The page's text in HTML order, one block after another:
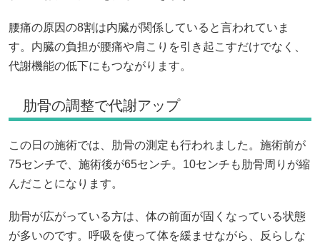
腰痛の原因の8割は内臓が関係していると言われていま
す。内臓の負担が腰痛や肩こりを引き起こすだけでなく、
代謝機能の低下にもつながります。
肋骨の調整で代謝アップ
この日の施術では、肋骨の測定も行われました。施術前が
75センチで、施術後が65センチ。10センチも肋骨周りが縮
んだことになります。
肋骨が広がっている方は、体の前面が固くなっている状態
が多いのです。呼吸を使って体を緩ませながら、反らしな